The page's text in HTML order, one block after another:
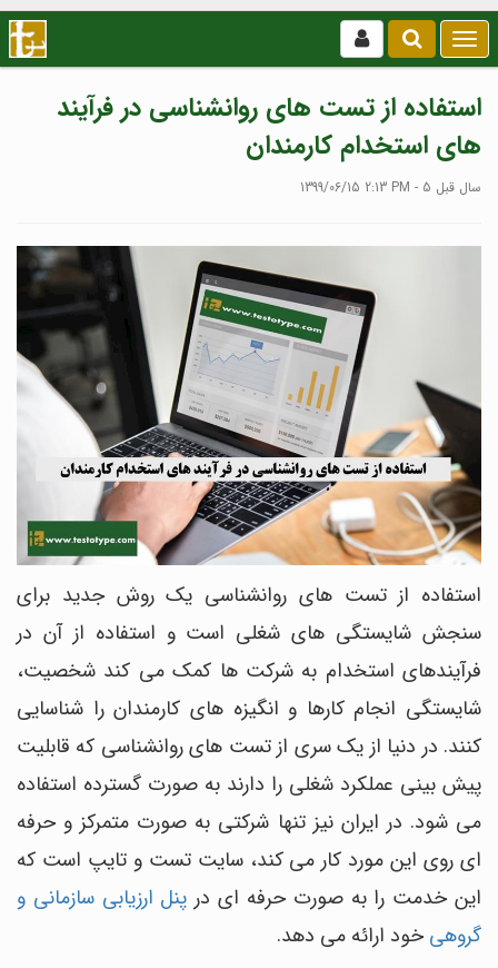
بازکردن
/
منو
استفاده از تست های روانشناسی در فرآیند
های استخدام کارمندان
1399/06/15 2:13 PM - 5 سال قبل
استفاده از تست های روانشناسی یک روش جدید برای
سنجش شایستگی های شغلی است و استفاده از آن در
فرآیندهای استخدام به شرکت ها کمک می کند شخصیت،
شایستگی انجام کارها و انگیزه های کارمندان را شناسایی
کنند. در دنیا از یک سری از تست های روانشناسی که قابلیت
پیش بینی عملکرد شغلی را دارند به صورت گسترده استفاده
می شود. در ایران نیز تنها شرکتی به صورت متمرکز و حرفه
ای روی این مورد کار می کند، سایت تست و تایپ است که
این خدمت را به صورت حرفه ای در پنل ارزیابی سازمانی و
گروهیخود ارائه می دهد.